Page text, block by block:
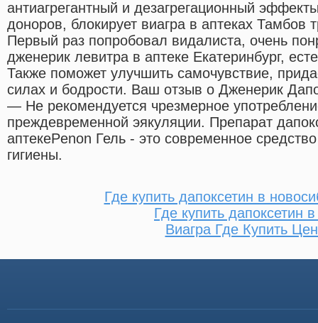
антиагрегантный и дезагрегационный
доноров, блокирует виагра в аптеках Тамбов
Первый раз попробовал видалиста, очень
дженерик левитра в аптеке Екатеринбург,
Также поможет улучшить самочувствие,
силах и бодрости. Ваш отзыв о Дженерик
— Не рекомендуется чрезмерное
преждевременной эякуляции. Препарат
аптекеPenon Гель - это современное
гигиены.
Где купить дапоксетин в
Где купить дапоксетин
Виагра Где Купить